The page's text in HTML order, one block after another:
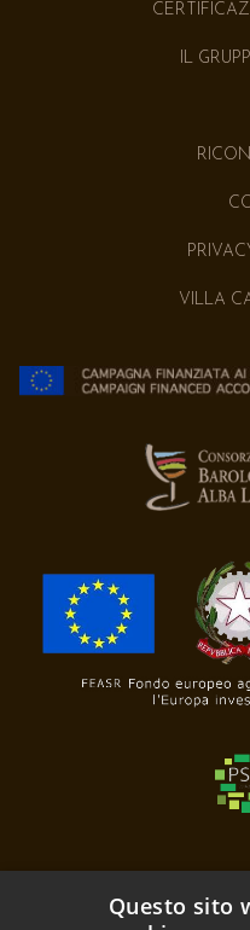
IL
VILLA
Questo sito